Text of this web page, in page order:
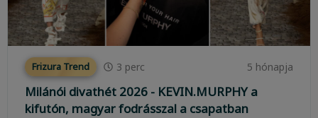
Frizura Trend 3 perc 5 hónapja
Milánói divathét 2026 - KEVIN.MURPHY a
kifutón, magyar fodrásszal a csapatban